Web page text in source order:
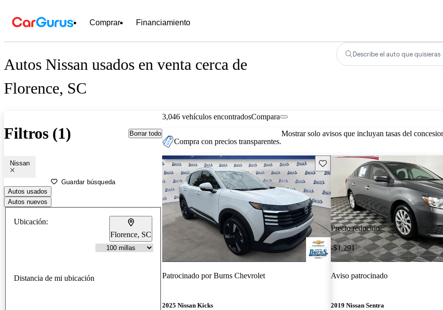
Comprar Financiamiento
Autos Nissan usados en venta cerca de
Florence, SC
Describe el auto que quisieras
Filtros (1) Borrar todo
Nissan
Guardar búsqueda
Autos usados
Autos nuevos
Ubicación:
Florence, SC
Distancia de mi ubicación
3,046 vehículos encontradosCompara
Compra con precios transparentes.
Mostrar solo avisos que incluyan tasas del
Guarda este Aviso
Patrocinado porBurns Chevrolet
2025 Nissan Kicks
Precio reducido
-$1,291
Aviso patrocinado
2019 Nissan Sentra